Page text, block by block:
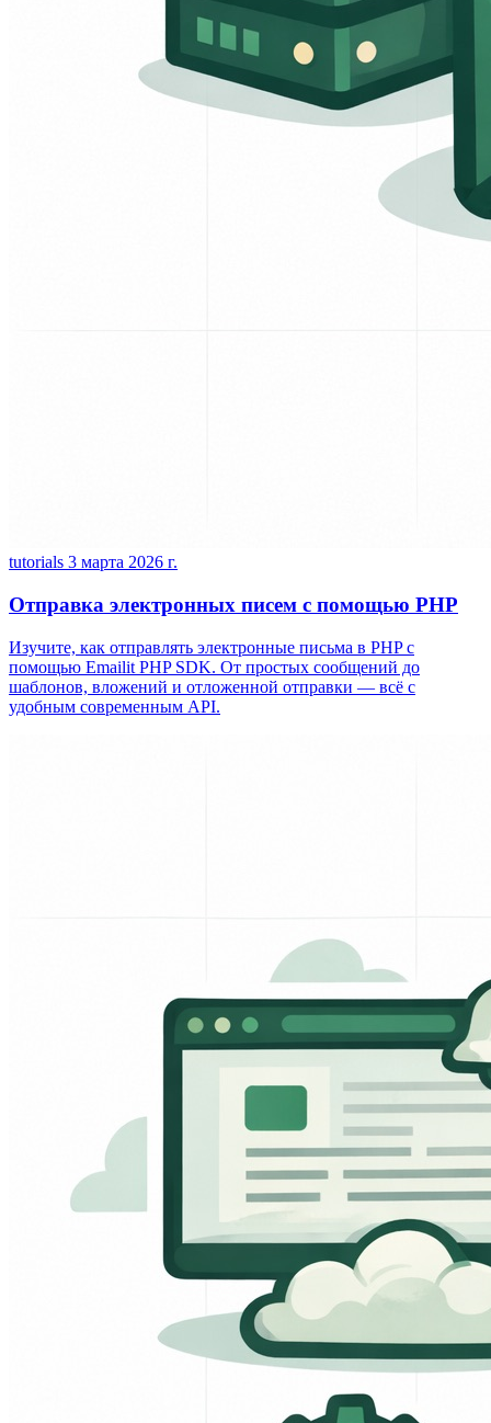
tutorials 3 марта 2026 г.
Отправка электронных писем с помощью PHP
Изучите, как отправлять электронные письма в PHP с
помощью Emailit PHP SDK. От простых сообщений до
шаблонов, вложений и отложенной отправки — всё с
удобным современным API.